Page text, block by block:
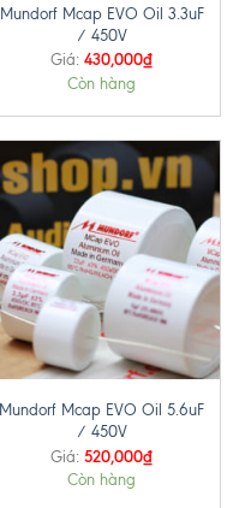
Mundorf Mcap EVO Oil 3.3uF
/ 450V
Giá: 430,000₫
Còn hàng
Mundorf Mcap EVO Oil 5.6uF
/ 450V
Giá: 520,000₫
Còn hàng